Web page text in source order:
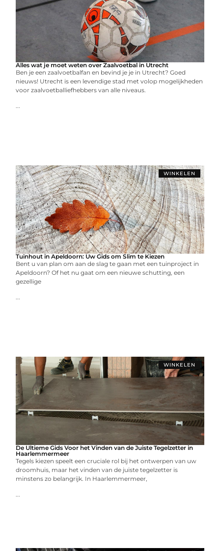
Alles wat je moet weten over Zaalvoetbal in Utrecht
Ben je een zaalvoetbalfan en bevind je je in Utrecht? Goed
nieuws! Utrecht is een levendige stad met volop mogelijkheden
voor zaalvoetballiefhebbers van alle niveaus.
...
WINKELEN
Tuinhout in Apeldoorn: Uw Gids om Slim te Kiezen
Bent u van plan om aan de slag te gaan met een tuinproject in
Apeldoorn? Of het nu gaat om een nieuwe schutting, een
gezellige
...
WINKELEN
De Ultieme Gids Voor het Vinden van de Juiste Tegelzetter in
Haarlemmermeer
Tegels kiezen speelt een cruciale rol bij het ontwerpen van uw
droomhuis, maar het vinden van de juiste tegelzetter is
minstens zo belangrijk. In Haarlemmermeer,
...